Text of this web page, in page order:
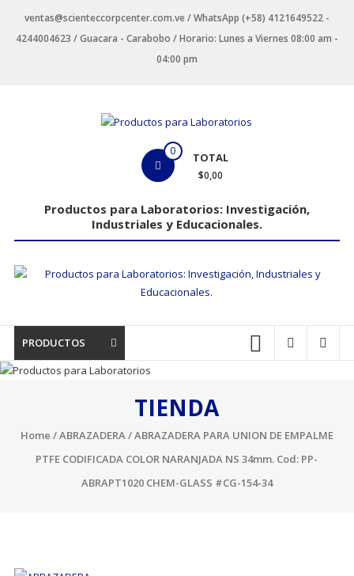
contenido
ventas@scienteccorpcenter.com.ve / WhatsApp (+58) 4121649522 -
4244004623 / Guacara - Carabobo / Horario: Lunes a Viernes 08:00 am -
04:00 pm
Laboratorios
Industriales
y
0 TOTAL
$0,00
Productos para Laboratorios: Investigación,
Industriales y Educacionales.
PRODUCTOS
TIENDA
Home /ABRAZADERA/ ABRAZADERA PARA UNION DE EMPALME
PTFE CODIFICADA COLOR NARANJADA NS 34mm. Cod: PP-
ABRAPT1020 CHEM-GLASS #CG-154-34